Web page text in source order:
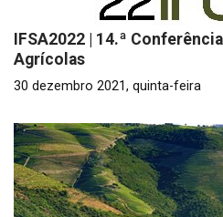
IFSA2022 | 14.ª
Agrícolas
30 dezembro 2021, quinta-feira